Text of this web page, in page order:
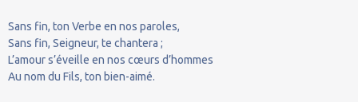
Sans fin, ton Verbe en nos paroles,
Sans fin, Seigneur, te chantera ;
L’amour s’éveille en nos cœurs d’hommes
Au nom du Fils, ton bien-aimé.